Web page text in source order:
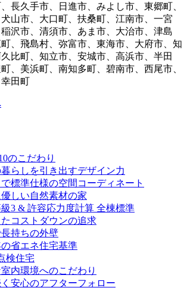
長久手市、日進市、みよし市、東郷町、
山市、大口町、扶桑町、江南市、一宮
沢市、清須市、あま市、大治市、津島
、飛島村、弥富市、東海市、大府市、知
比町、知立市、安城市、高浜市、半田
、美浜町、南知多町、碧南市、西尾市、
田町
のこだわり
らしを引き出すデザイン力
標準仕様の空間コーディネート
しい自然素材の家
3 & 許容応力度計算 全棟標準
コストダウンの追求
持ちの外壁
の省エネ住宅基準
検住宅
内環境へのこだわり
安心のアフターフォロー